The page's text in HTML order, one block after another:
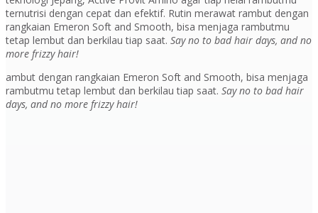
ternutrisi dengan cepat dan efektif. Rutin merawat rambut dengan
rangkaian Emeron Soft and Smooth, bisa menjaga rambutmu
tetap lembut dan berkilau tiap saat. Say no to bad hair days, and no
more frizzy hair!
ambut dengan rangkaian Emeron Soft and Smooth, bisa menjaga
rambutmu tetap lembut dan berkilau tiap saat. Say no to bad hair
days, and no more frizzy hair!